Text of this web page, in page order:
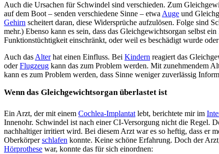
Auch die Ursachen für Schwindel sind verschieden. Zum
auf dem Boot – senden verschiedene Sinne – etwa Auge und
Gehirn scheitert daran, diese Widersprüche aufzulösen. Folge sind
mehr.) Ebenso kann es sein, dass das Gleichgewichtsorgan selbst
Funktionstüchtigkeit einschränkt, oder weil es beschädigt wurde
Auch das Alterhat einen Einfluss. Bei Kindern reagiert das
oderFlugzeug kann das zum Problem werden. Mit zunehmendem
kann es zum Problem werden, dass Sinne weniger zuverlässig
Wenn das Gleichgewichtsorgan überlastet ist
Ein Arzt, der mit einem Cochlea-Implantat lebt, berichtete mir im
Innenohr. Schwindel ist nach einer CI-Versorgung nicht die Regel.
nachhaltiger irritiert wird. Bei diesem Arzt war es so heftig, dass er
Oberkörperschlafen konnte. Keine schöne Erfahrung. Doch der
Hörprothese war, konnte das für sich einordnen: